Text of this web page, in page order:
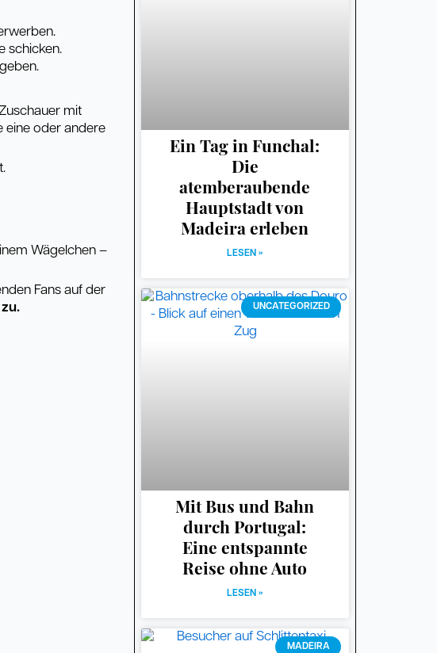
schicken.
mit
eine oder andere
Wägelchen –
Fans auf der
Ein Tag in Funchal:
Die
atemberaubende
Hauptstadt von
Madeira erleben
LESEN »
UNCATEGORIZED
Mit Bus und Bahn
durch Portugal:
Eine entspannte
Reise ohne Auto
LESEN »
MADEIRA